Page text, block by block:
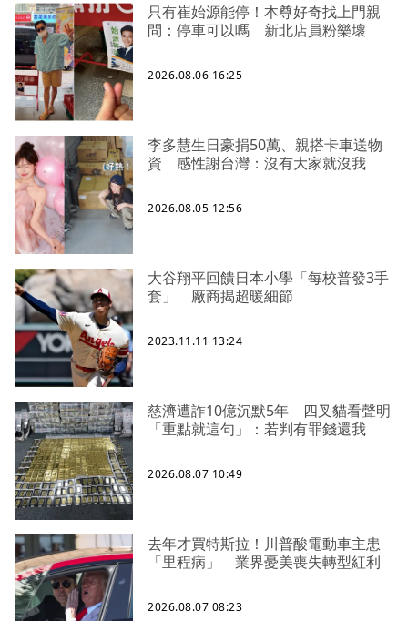
只有崔始源能停！本尊好奇找上門親
問：停車可以嗎 新北店員粉樂壞
2026.08.06 16:25
李多慧生日豪捐50萬、親搭卡車送物
資 感性謝台灣：沒有大家就沒我
2026.08.05 12:56
大谷翔平回饋日本小學「每校普發3手
套」 廠商揭超暖細節
2023.11.11 13:24
慈濟遭詐10億沉默5年 四叉貓看聲明
「重點就這句」：若判有罪錢還我
2026.08.07 10:49
去年才買特斯拉！川普酸電動車主患
「里程病」 業界憂美喪失轉型紅利
2026.08.07 08:23